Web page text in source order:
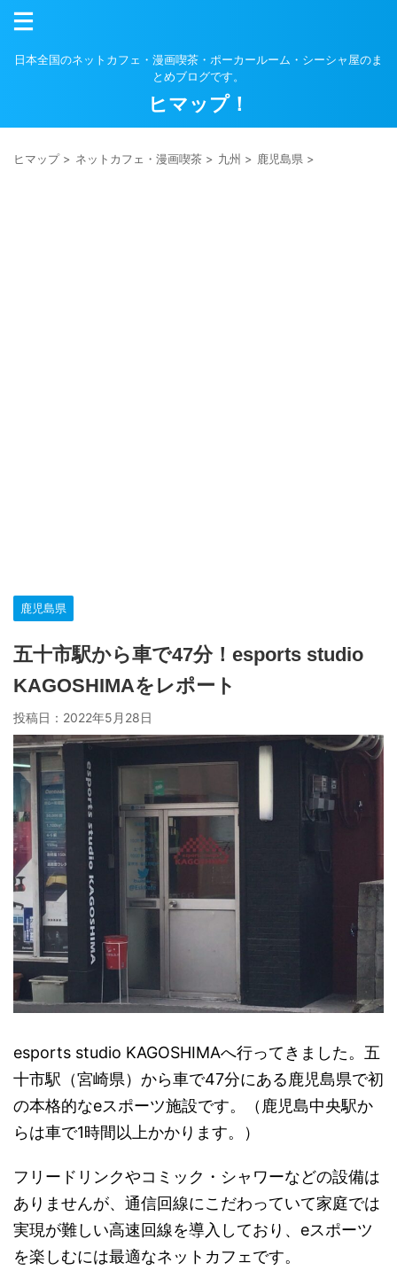
日本全国のネットカフェ・漫画喫茶・ポーカールーム・シーシャ屋のま
とめブログです。
ヒマップ！
ヒマップ> ネットカフェ・漫画喫茶 > 九州 > 鹿児島県 >
鹿児島県
五十市駅から車で47分！esports studio
KAGOSHIMAをレポート
投稿日： 2022年5月28日
esports studio KAGOSHIMAへ行ってきました。五
十市駅（宮崎県）から車で47分にある鹿児島県で初
の本格的なeスポーツ施設です。（鹿児島中央駅か
らは車で1時間以上かかります。）
フリードリンクやコミック・シャワーなどの設備は
ありませんが、通信回線にこだわっていて家庭では
実現が難しい高速回線を導入しており、eスポーツ
を楽しむには最適なネットカフェです。